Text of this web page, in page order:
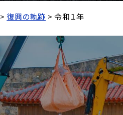
>復興の軌跡 > 令和１年